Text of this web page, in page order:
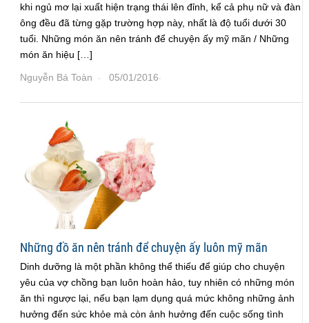
khi ngủ mơ lại xuất hiện trạng thái lên đỉnh, kể cả phụ nữ và đàn
ông đều đã từng gặp trường hợp này, nhất là độ tuổi dưới 30
tuổi. Những món ăn nên tránh để chuyện ấy mỹ mãn / Những
món ăn hiệu […]
Nguyễn Bá Toàn · 05/01/2016·
Những đồ ăn nên tránh để chuyện ấy luôn mỹ mãn
Dinh dưỡng là một phần không thể thiếu để giúp cho chuyện
yêu của vợ chồng bạn luôn hoàn hảo, tuy nhiên có những món
ăn thì ngược lại, nếu bạn lạm dụng quá mức không những ảnh
hưởng đến sức khỏe mà còn ảnh hưởng đến cuộc sống tình